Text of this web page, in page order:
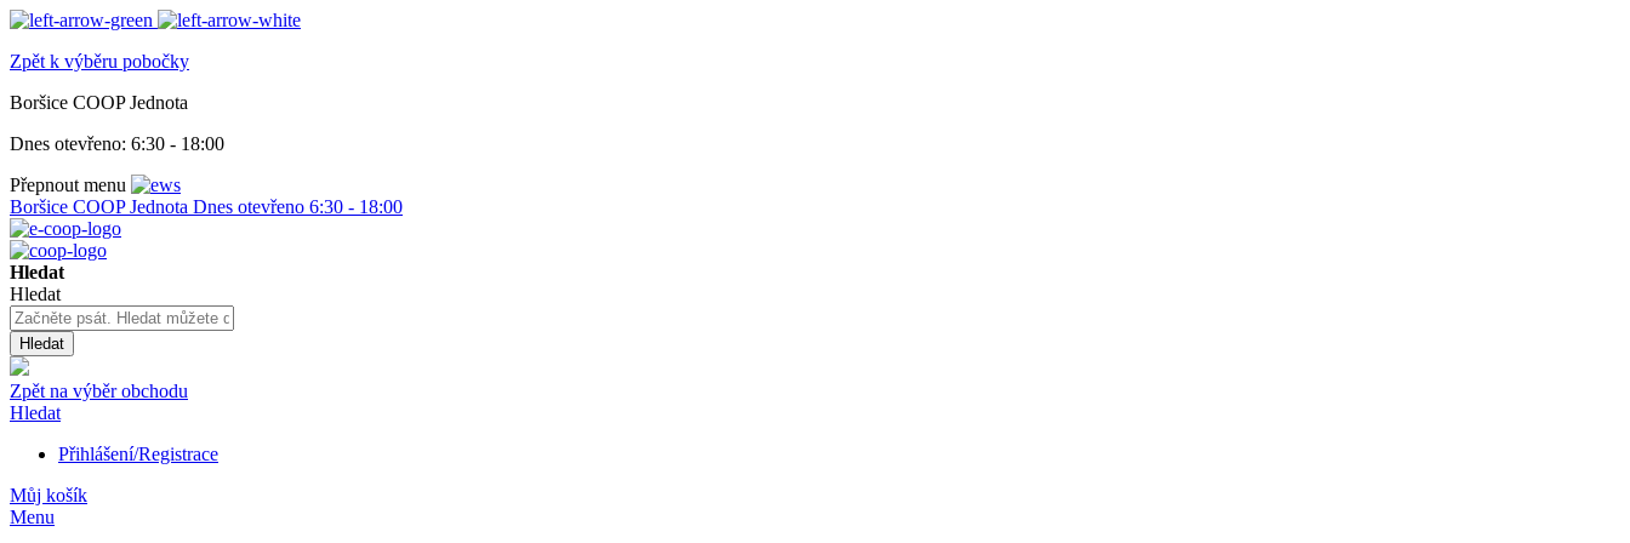
Zpět k výběru pobočky
Boršice COOP Jednota
Dnes otevřeno: 6:30 - 18:00
Přepnout menu
Boršice COOP Jednota Dnes otevřeno 6:30 - 18:00
Hledat
Hledat
Hledat
Zpět na výběr obchodu
Hledat
Přihlášení/Registrace
Můj košík
Menu